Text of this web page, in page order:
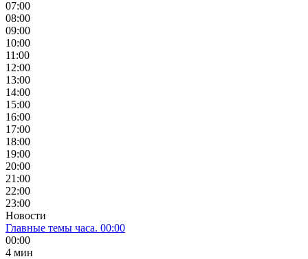
07:00
08:00
09:00
10:00
11:00
12:00
13:00
14:00
15:00
16:00
17:00
18:00
19:00
20:00
21:00
22:00
23:00
Новости
Главные темы часа. 00:00
00:00
4 мин